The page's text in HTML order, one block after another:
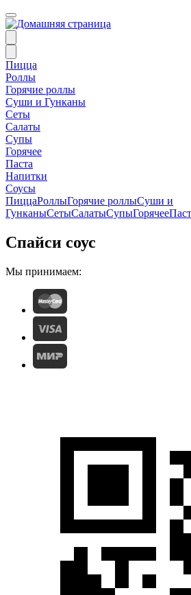
Пицца
Роллы
Горячие роллы
Суши и Гунканы
Сеты
Салаты
Супы
Горячее
Паста
Напитки
Соусы
ПиццаРоллыГорячие роллыСуши и
ГунканыСетыСалатыСупыГорячее
Спайси соус
Мы принимаем: